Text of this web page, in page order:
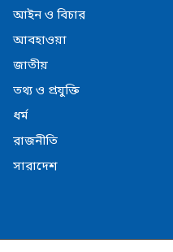
আইন ও বিচার
আবহাওয়া
জাতীয়
তথ্য ও প্রযুক্তি
ধর্ম
রাজনীতি
সারাদেশ